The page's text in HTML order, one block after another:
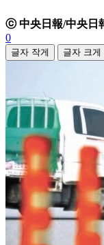
ⓒ 中央日報/中央日
0
글자 작게 글자 크게